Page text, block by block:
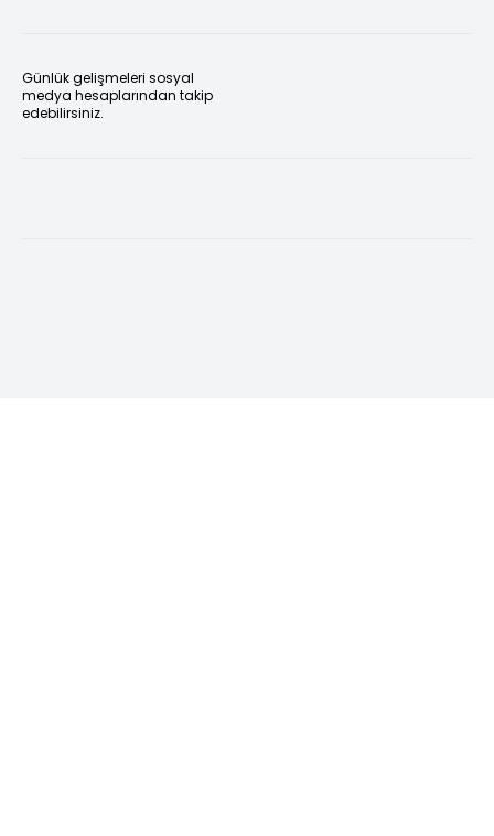
Günlük gelişmeleri sosyal
medya hesaplarından takip
edebilirsiniz.